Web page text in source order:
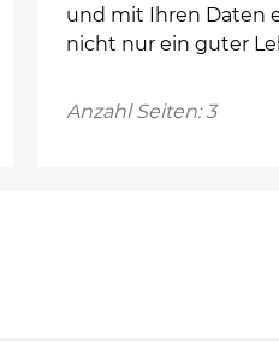
und mit Ihren Daten
nicht nur ein guter
Anzahl Seiten: 3